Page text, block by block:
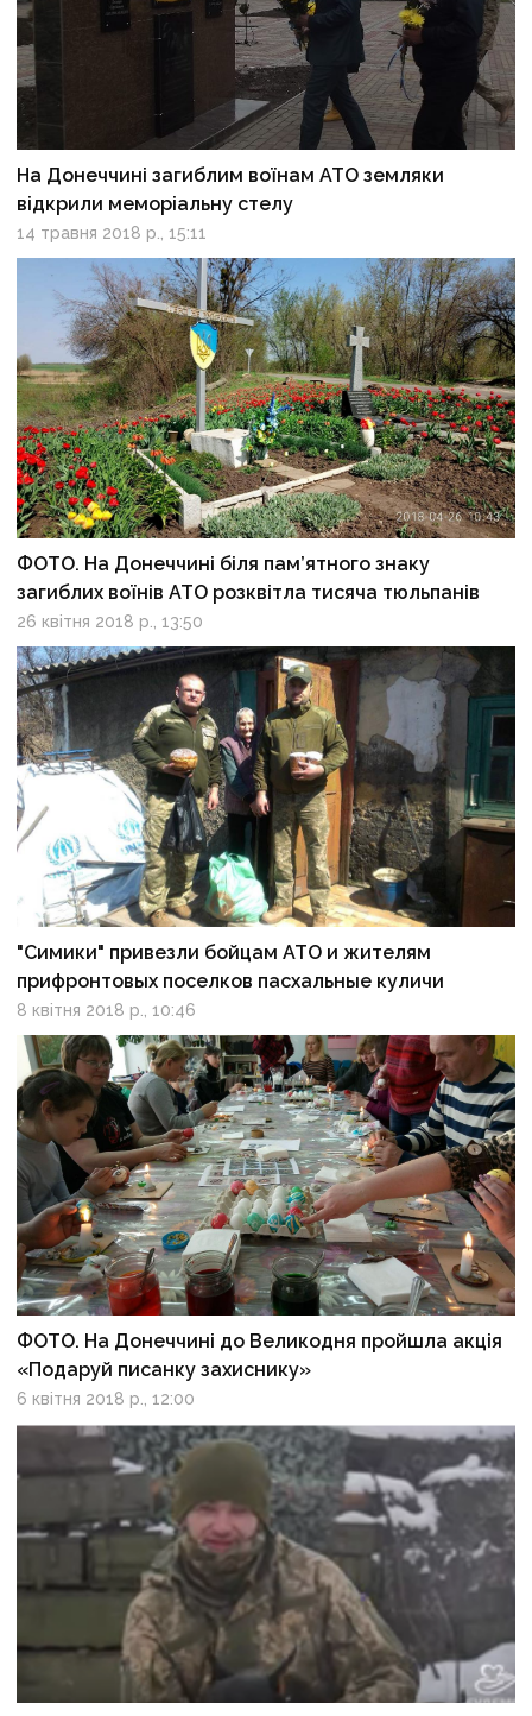
На Донеччині загиблим воїнам АТО земляки
відкрили меморіальну стелу
14 травня 2018 р., 15:11
ФОТО. На Донеччині біля пам’ятного знаку
загиблих воїнів АТО розквітла тисяча тюльпанів
26 квітня 2018 р., 13:50
"Симики" привезли бойцам АТО и жителям
прифронтовых поселков пасхальные куличи
8 квітня 2018 р., 10:46
ФОТО. На Донеччині до Великодня пройшла акція
«Подаруй писанку захиснику»
6 квітня 2018 р., 12:00